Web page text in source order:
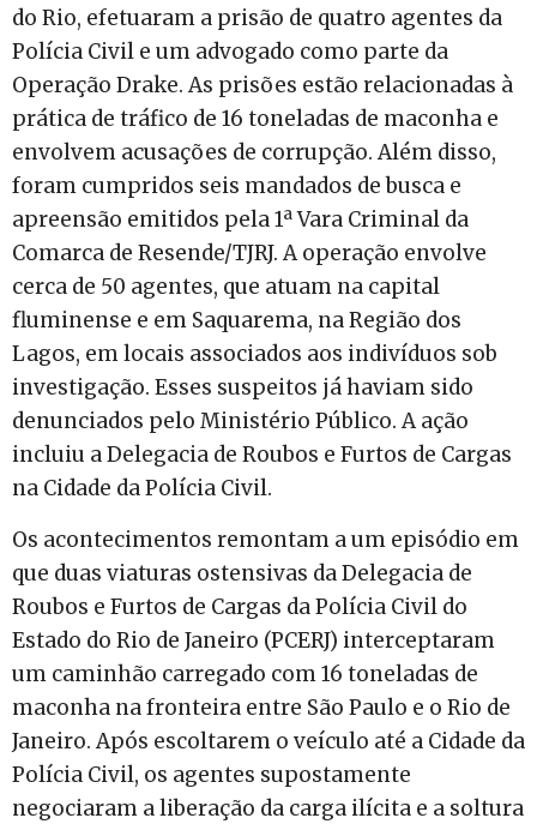
do Rio, efetuaram a prisão de quatro agentes da
Polícia Civil e um advogado como parte da
Operação Drake. As prisões estão relacionadas à
prática de tráfico de 16 toneladas de maconha e
envolvem acusações de corrupção. Além disso,
foram cumpridos seis mandados de busca e
apreensão emitidos pela 1ª Vara Criminal da
Comarca de Resende/TJRJ. A operação envolve
cerca de 50 agentes, que atuam na capital
fluminense e em Saquarema, na Região dos
Lagos, em locais associados aos indivíduos sob
investigação. Esses suspeitos já haviam sido
denunciados pelo Ministério Público. A ação
incluiu a Delegacia de Roubos e Furtos de Cargas
na Cidade da Polícia Civil.
Os acontecimentos remontam a um episódio em
que duas viaturas ostensivas da Delegacia de
Roubos e Furtos de Cargas da Polícia Civil do
Estado do Rio de Janeiro (PCERJ) interceptaram
um caminhão carregado com 16 toneladas de
maconha na fronteira entre São Paulo e o Rio de
Janeiro. Após escoltarem o veículo até a Cidade da
Polícia Civil, os agentes supostamente
negociaram a liberação da carga ilícita e a soltura